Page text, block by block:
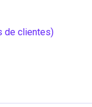
de clientes)